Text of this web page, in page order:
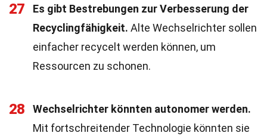
27
Es gibt Bestrebungen zur Verbesserung der
Recyclingfähigkeit. Alte Wechselrichter sollen
einfacher recycelt werden können, um
Ressourcen zu schonen.
28
Wechselrichter könnten autonomer werden.
Mit fortschreitender Technologie könnten sie